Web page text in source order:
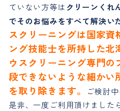
ていない方等は クリーンくれ
でそのお悩みをすべて解決い
スクリーニングは国家資
ング技能士を所持した北
ウスクリーニング専門
段できないような細かい
を取り除きます。
ご検討
是非、一度ご利用頂けました